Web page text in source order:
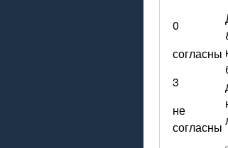
0
согласны
3
не
согласны